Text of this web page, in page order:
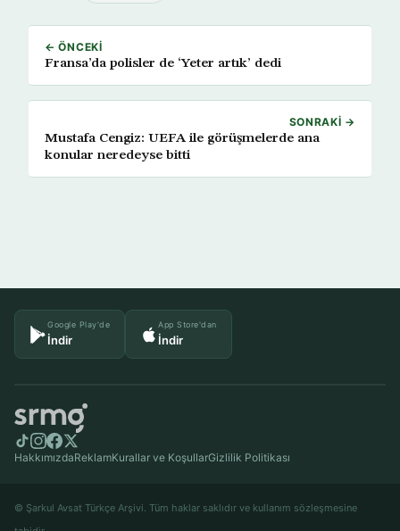
← ÖNCEKI
Fransa’da polisler de ‘Yeter artık’ dedi
SONRAKI →
Mustafa Cengiz: UEFA ile görüşmelerde ana
konular neredeyse bitti
Google Play'de
İndir
App Store'dan
İndir
HakkımızdaReklamKurallar ve KoşullarGizlilik Politikası
© Şarkul Avsat Türkçe Arşivi. Tüm haklar saklıdır ve kullanım sözleşmesine